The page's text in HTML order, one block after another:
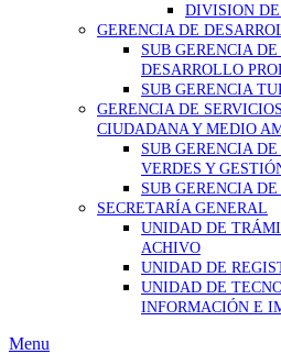
DIVISION
GERENCIA DE
SUB GERENCIA
DESARROLLO
SUB GERENCIA
GERENCIA DE
CIUDADANA Y MEDIO
SUB GERENCIA
VERDES Y
SUB GERENCIA
SECRETARÍA GENERAL
UNIDAD DE
ACHIVO
UNIDAD DE
UNIDAD DE
INFORMACIÓN E
Menu